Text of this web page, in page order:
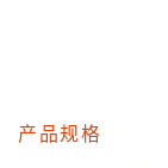
产品规格